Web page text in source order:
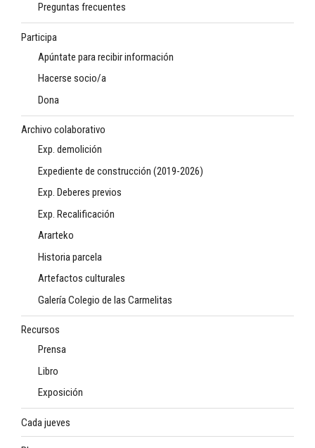
Preguntas frecuentes
Participa
Apúntate para recibir información
Hacerse socio/a
Dona
Archivo colaborativo
Exp. demolición
Expediente de construcción (2019-2026)
Exp. Deberes previos
Exp. Recalificación
Ararteko
Historia parcela
Artefactos culturales
Galería Colegio de las Carmelitas
Recursos
Prensa
Libro
Exposición
Cada jueves